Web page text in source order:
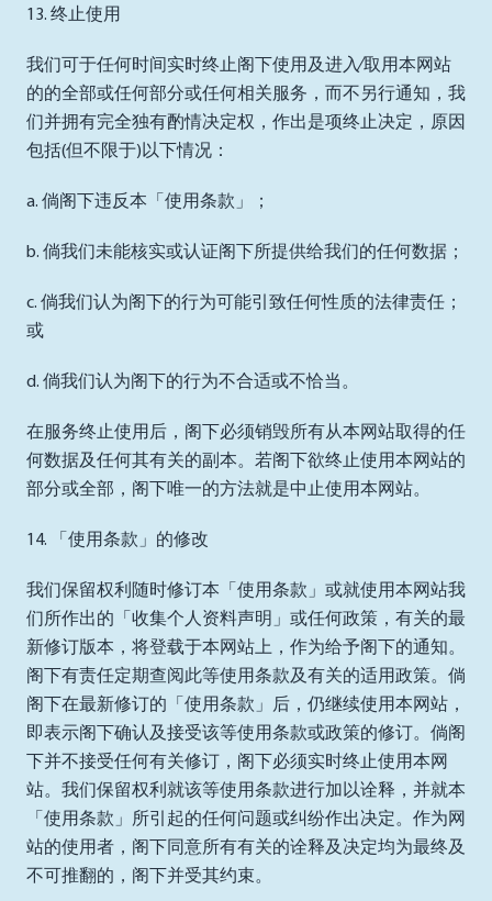
13. 终止使用
我们可于任何时间实时终止阁下使用及进入∕取用本网站
的的全部或任何部分或任何相关服务，而不另行通知，我
们并拥有完全独有酌情决定权，作出是项终止决定，原因
包括(但不限于)以下情况：
a. 倘阁下违反本「使用条款」；
b. 倘我们未能核实或认证阁下所提供给我们的任何数据；
c. 倘我们认为阁下的行为可能引致任何性质的法律责任；
或
d. 倘我们认为阁下的行为不合适或不恰当。
在服务终止使用后，阁下必须销毁所有从本网站取得的任
何数据及任何其有关的副本。若阁下欲终止使用本网站的
部分或全部，阁下唯一的方法就是中止使用本网站。
14. 「使用条款」的修改
我们保留权利随时修订本「使用条款」或就使用本网站我
们所作出的「收集个人资料声明」或任何政策，有关的最
新修订版本，将登载于本网站上，作为给予阁下的通知。
阁下有责任定期查阅此等使用条款及有关的适用政策。倘
阁下在最新修订的「使用条款」后，仍继续使用本网站，
即表示阁下确认及接受该等使用条款或政策的修订。倘阁
下并不接受任何有关修订，阁下必须实时终止使用本网
站。我们保留权利就该等使用条款进行加以诠释，并就本
「使用条款」所引起的任何问题或纠纷作出决定。作为网
站的使用者，阁下同意所有有关的诠释及决定均为最终及
不可推翻的，阁下并受其约束。